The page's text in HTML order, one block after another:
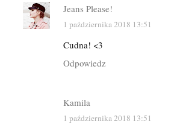
Jeans Please!
1 października 2018 13:51
Cudna! <3
Odpowiedz
Kamila
1 października 2018 13:51